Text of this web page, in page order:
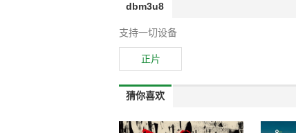
dbm3u8
支持一切设备
正片
猜你喜欢